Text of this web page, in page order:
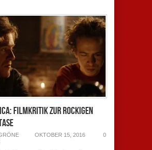
Filmkritik zur rockigen
OKTOBER 15, 2016
0